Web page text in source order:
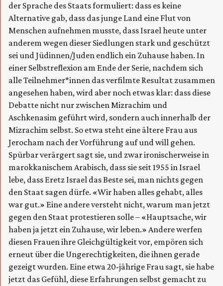
der Sprache des Staats formuliert: dass es keine
Alternative gab, dass das junge Land eine Flut von
Menschen aufnehmen musste, dass Israel heute unter
anderem wegen dieser Siedlungen stark und geschützt
sei und Jüdinnen/Juden endlich ein Zuhause haben. In
einer Selbstreflexion am Ende der Serie, nachdem sich
alle Teilnehmer*innen das verfilmte Resultat zusammen
angesehen haben, wird aber noch etwas klar: dass diese
Debatte nicht nur zwischen Mizrachim und
Aschkenasim geführt wird, sondern auch innerhalb der
Mizrachim selbst. So etwa steht eine ältere Frau aus
Jerocham nach der Vorführung auf und will gehen.
Spürbar verärgert sagt sie, und zwar ironischerweise in
marokkanischem Arabisch, dass sie seit 1955 in Israel
lebe, dass Eretz Israel das Beste sei, man nichts gegen
den Staat sagen dürfe. «Wir haben alles gehabt, alles
war gut.» Eine andere versteht nicht, warum man jetzt
gegen den Staat protestieren solle – «Hauptsache, wir
haben ja jetzt ein Zuhause, wir leben.» Andere werfen
diesen Frauen ihre Gleichgültigkeit vor, empören sich
erneut über die Ungerechtigkeiten, die ihnen gerade
gezeigt wurden. Eine etwa 20-jährige Frau sagt, sie habe
jetzt das Gefühl, diese Erfahrungen selbst gemacht zu